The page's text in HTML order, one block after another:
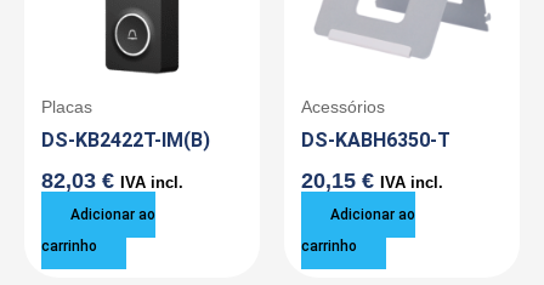
Placas
DS-KB2422T-IM(B)
82,03 € IVA incl.
Adicionar ao
carrinho
Acessórios
DS-KABH6350-T
20,15 € IVA incl.
Adicionar ao
carrinho